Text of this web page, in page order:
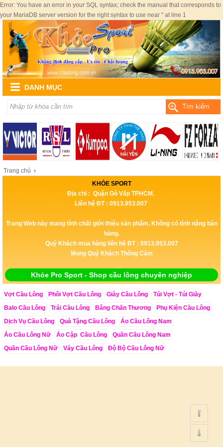
Error: You have an error in your SQL syntax; check the manual that corresponds to
your MariaDB server version for the right syntax to use near '' at line 1
DANH MỤC
Tìm kiếm
Trang chủ ›
KHỎE SPORT
Địa chỉ : Quận Gò Vấp TPHCM.
Liên hệ ĐT : 0913.953.007
Trang Web này mang tính chất giới thiệu sản phẩm, Không có tính năng bán
hàng.
Quý Khách mua hàng liên hệ ĐT : 0913.953.007
Mong Quý Khách Thông Cảm
Khỏe Pro Sport - Shop cầu lông chuyên nghiệp
Vợt Cầu Lông Phôi Vợt Cầu Lông Giày Cầu Lông
Túi Vợt - Túi Giày
Balo Cầu Lông
Trái Cầu Lông Băng Chấn Thương
Phụ Kiện Cầu Lông
Dịch Vụ Cầu Lông
Quà Tặng Cầu Lông
Áo Cầu Lông Nam
Áo Cầu Lông Nữ
Áo Cặp Cầu Lông
Quần Cầu Lông Nam
Quần Cầu Lông Nữ
Váy Cầu Lông Độ Bộ Cầu Lông Nữ